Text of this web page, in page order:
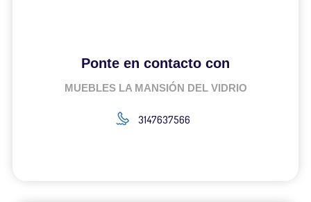
Ponte en contacto con
MUEBLES LA MANSIÓN DEL VIDRIO
3147637566